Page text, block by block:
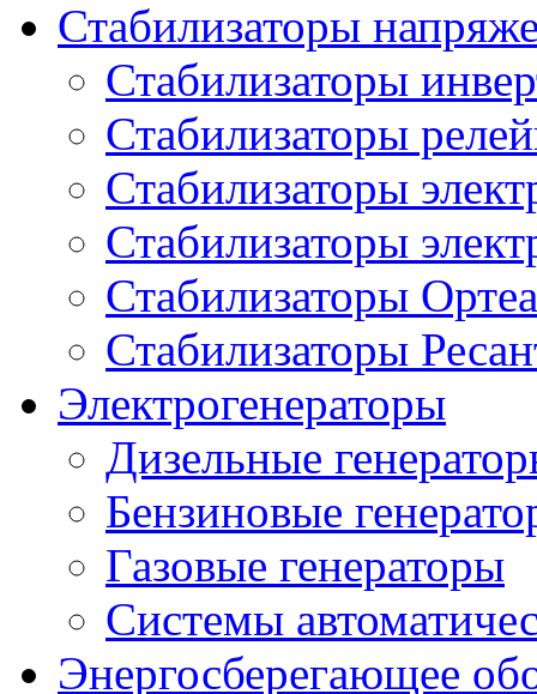
Стабилизаторы
Стабилизаторы
Стабилизаторы
Стабилизаторы
Стабилизаторы
Стабилизаторы Ортеа
Стабилизаторы
Электрогенераторы
Дизельные
Бензиновые
Газовые генераторы
Системы
Энергосберегающее